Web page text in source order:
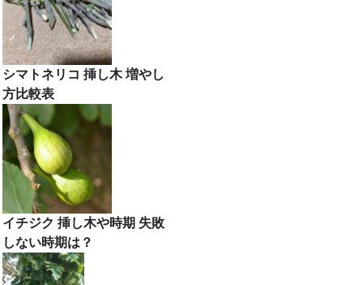
シマトネリコ 挿し木 増やし
方比較表
イチジク 挿し木や時期 失敗
しない時期は？